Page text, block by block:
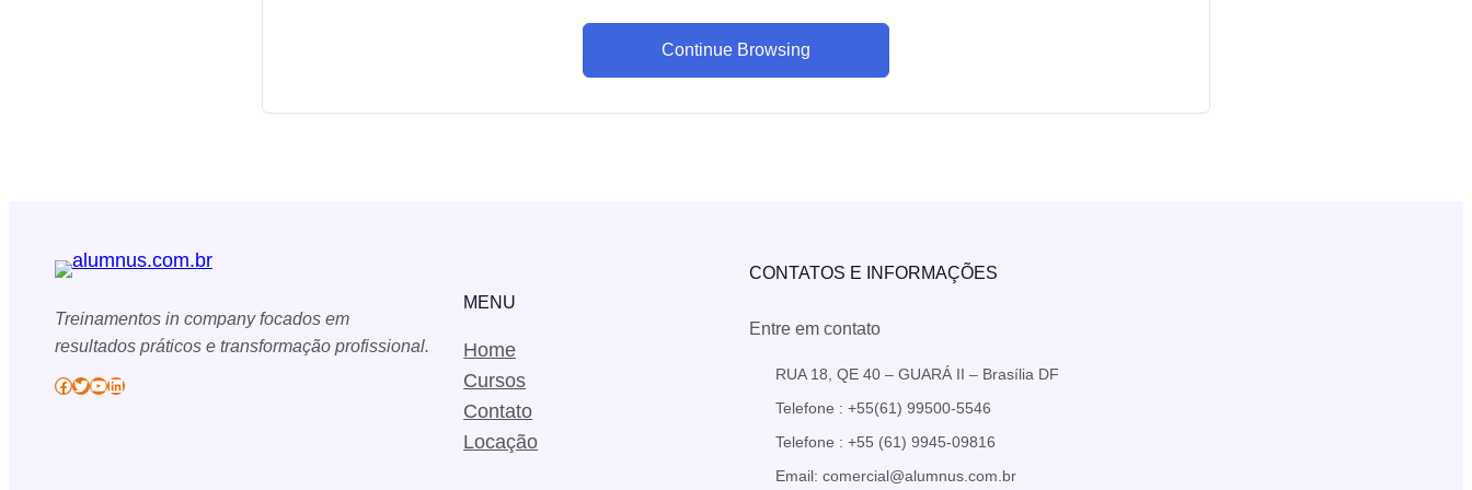
Continue Browsing
Treinamentos in company focados em
resultados práticos e transformação profissional.
Facebook Twitter YouTube LinkedIn
MENU
Home
Cursos
Contato
Locação
CONTATOS E INFORMAÇÕES
Entre em contato
RUA 18, QE 40 – GUARÁ II – Brasília DF
Telefone : +55(61) 99500-5546
Telefone : +55 (61) 9945-09816
Email: comercial@alumnus.com.br